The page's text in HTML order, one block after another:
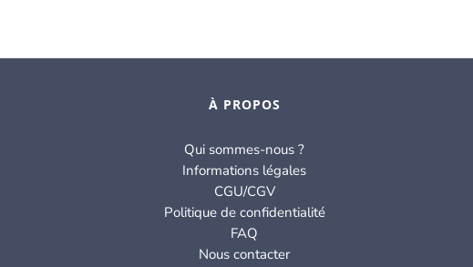
À PROPOS
Qui sommes-nous ?
Informations légales
CGU/CGV
Politique de confidentialité
FAQ
Nous contacter